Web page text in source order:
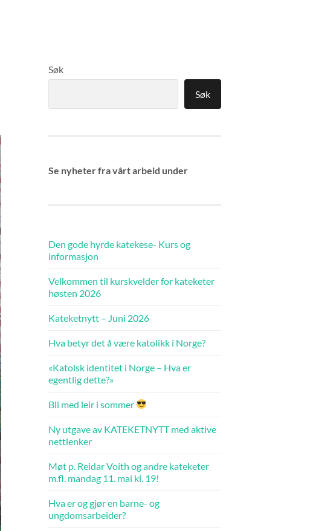
Søk
Søk
Se nyheter fra vårt arbeid under
Den gode hyrde katekese- Kurs og
informasjon
Velkommen til kurskvelder for kateketer
høsten 2026
Kateketnytt – Juni 2026
Hva betyr det å være katolikk i Norge?
«Katolsk identitet i Norge – Hva er
egentlig dette?»
Bli med leir i sommer
Ny utgave av KATEKETNYTT med aktive
nettlenker
Møt p. Reidar Voith og andre kateketer
m.fl. mandag 11. mai kl. 19!
Hva er og gjør en barne- og
ungdomsarbeider?